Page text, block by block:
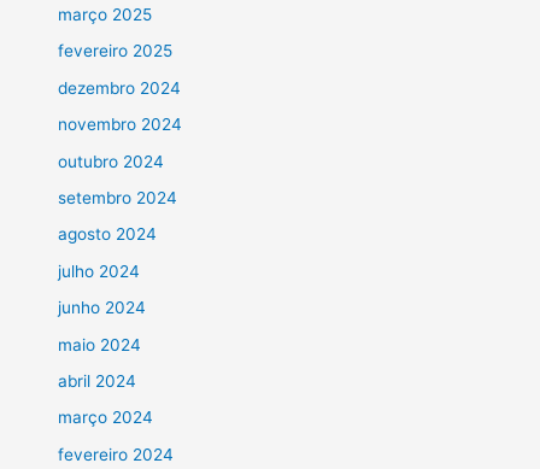
março 2025
fevereiro 2025
dezembro 2024
novembro 2024
outubro 2024
setembro 2024
agosto 2024
julho 2024
junho 2024
maio 2024
abril 2024
março 2024
fevereiro 2024